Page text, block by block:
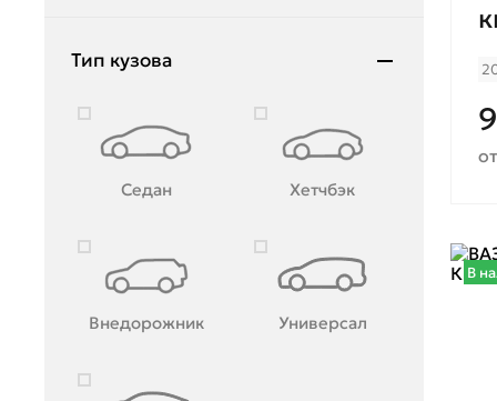
Mini
Nissan
Peugeot
Тип кузова
Седан Хетчбэк
Внедорожник Универсал
В